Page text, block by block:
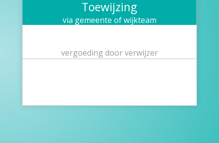
Toewijzing
via gemeente of wijkteam
vergoeding door verwijzer